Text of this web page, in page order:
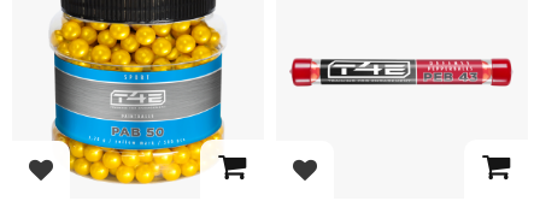
Lägg till i favoriter Lägg till i favoriter